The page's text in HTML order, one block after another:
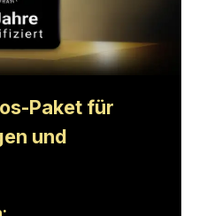
Paket für
und